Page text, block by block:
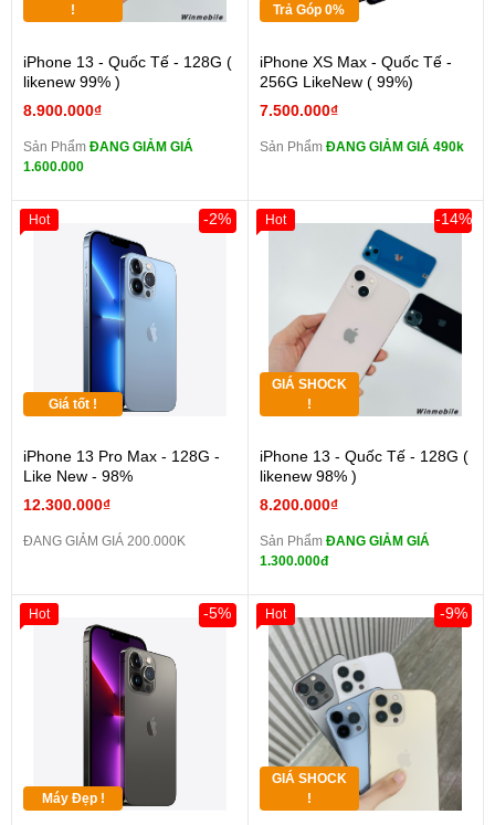
!
iPhone 13 - Quốc Tế - 128G (
likenew 99% )
8.900.000₫
Sản Phẩm ĐANG GIẢM GIÁ
1.600.000
Trả Góp 0%
iPhone XS Max - Quốc Tế -
256G LikeNew ( 99%)
7.500.000₫
Sản Phẩm ĐANG GIẢM GIÁ 490k
Giá tốt !
iPhone 13 Pro Max - 128G -
Like New - 98%
12.300.000₫
-2%
ĐANG GIẢM GIÁ 200.000K
Hot
GIÁ SHOCK
!
iPhone 13 - Quốc Tế - 128G (
likenew 98% )
8.200.000₫
-14%
Sản Phẩm ĐANG GIẢM GIÁ
1.300.000đ
Hot
Máy Đẹp !
-5%
Hot
GIÁ SHOCK
!
-9%
Hot